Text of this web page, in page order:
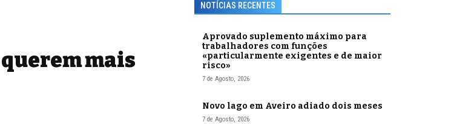
mais
NOTÍCIAS RECENTES
Aprovado suplemento máximo para
trabalhadores com funções
«particularmente exigentes e de maior
risco»
7 de Agosto, 2026
Novo lago em Aveiro adiado dois meses
7 de Agosto, 2026